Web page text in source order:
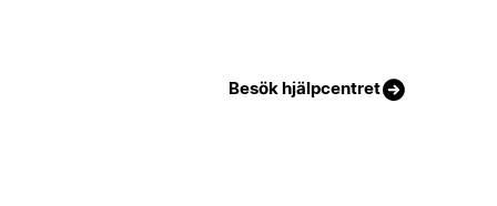
Besök hjälpcentret